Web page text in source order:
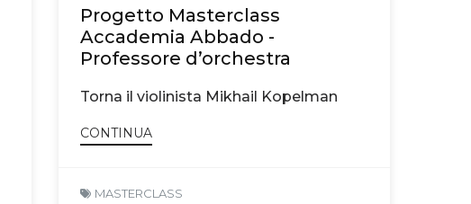
Progetto Masterclass
Accademia Abbado -
Professore d’orchestra
Torna il violinista Mikhail Kopelman
CONTINUA
MASTERCLASS